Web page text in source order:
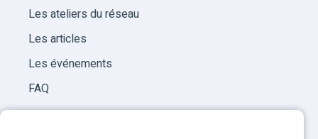
Les ateliers du réseau
Les articles
Les événements
FAQ